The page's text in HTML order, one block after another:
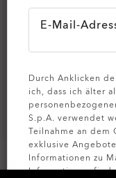
E-Mail-
Durch Anklicken
ich, dass ich älter
S.p.A. verwendet
Teilnahme an dem
exklusive
Informationen zu
Informationen